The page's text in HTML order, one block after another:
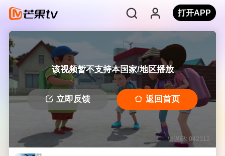
打开APP
该视频暂不支持本国家/地区播放
立即反馈 返回首页
错误码: 042312